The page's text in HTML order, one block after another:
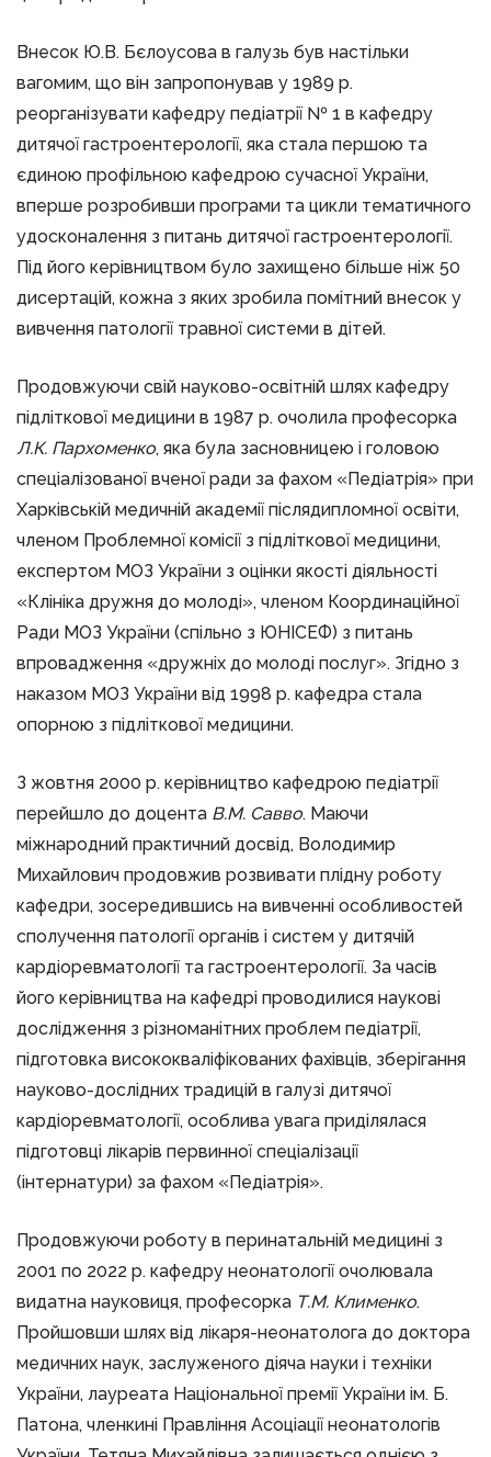
Внесок Ю.В. Бєлоусова в галузь був настільки
вагомим, що він запропонував у 1989 р.
реорганізувати кафедру педіатрії № 1 в кафедру
дитячої гастроентерології, яка стала першою та
єдиною профільною кафедрою сучасної України,
вперше розробивши програми та цикли тематичного
удосконалення з питань дитячої гастроентерології.
Під його керівництвом було захищено більше ніж 50
дисертацій, кожна з яких зробила помітний внесок у
вивчення патології травної системи в дітей.
Продовжуючи свій науково-освітній шлях кафедру
підліткової медицини в 1987 р. очолила професорка
Л.К. Пархоменко, яка була засновницею і головою
спеціалізованої вченої ради за фахом «Педіатрія» при
Харківській медичній академії післядипломної освіти,
членом Проблемної комісії з підліткової медицини,
експертом МОЗ України з оцінки якості діяльності
«Клініка дружня до молоді», членом Координаційної
Ради МОЗ України (спільно з ЮНІСЕФ) з питань
впровадження «дружніх до молоді послуг». Згідно з
наказом МОЗ України від 1998 р. кафедра стала
опорною з підліткової медицини.
З жовтня 2000 р. керівництво кафедрою педіатрії
перейшло до доцента В.М. Савво. Маючи
міжнародний практичний досвід, Володимир
Михайлович продовжив розвивати плідну роботу
кафедри, зосередившись на вивченні особливостей
сполучення патології органів і систем у дитячій
кардіоревматології та гастроентерології. За часів
його керівництва на кафедрі проводилися наукові
дослідження з різноманітних проблем педіатрії,
підготовка висококваліфікованих фахівців, зберігання
науково-дослідних традицій в галузі дитячої
кардіоревматології, особлива увага приділялася
підготовці лікарів первинної спеціалізації
(інтернатури) за фахом «Педіатрія».
Продовжуючи роботу в перинатальній медицині з
2001 по 2022 р. кафедру неонатології очолювала
видатна науковиця, професорка Т.М. Клименко.
Пройшовши шлях від лікаря-неонатолога до доктора
медичних наук, заслуженого діяча науки і техніки
України, лауреата Національної премії України ім. Б.
Патона, членкині Правління Асоціації неонатологів